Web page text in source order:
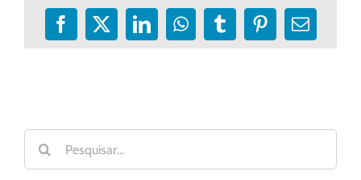
Facebook
X LinkedInWhatsApp
TumblrPinterest
E-
Buscar
resultados
para: